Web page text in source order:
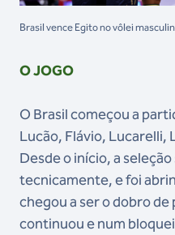
Brasil vence Egito no vôlei
O JOGO
O Brasil começou a
Lucão, Flávio, Lucarelli,
Desde o início, a
tecnicamente, e foi
chegou a ser o dobro de
continuou e num